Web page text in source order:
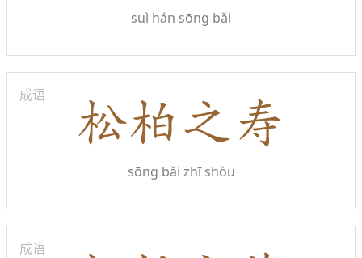
suì hán sōng bǎi
成语
sōng bǎi zhī shòu
成语